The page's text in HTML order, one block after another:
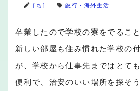
［ち］
旅行・海外生活
卒業したので学校の寮をでるこ
新しい部屋も住み慣れた学校の
が、学校から仕事先まではとて
便利で、治安のいい場所を探そ